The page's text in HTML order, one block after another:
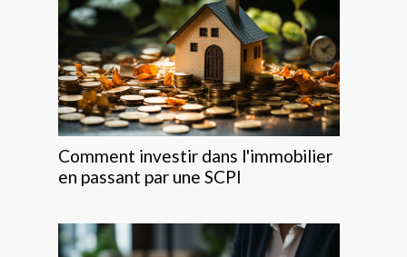
Comment investir dans l'immobilier
en passant par une SCPI